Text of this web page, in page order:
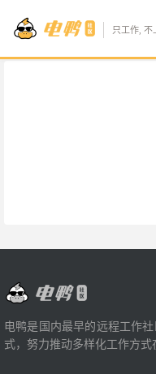
只工作, 不
电鸭是国内最早的远程工作
式，努力推动多样化工作方式